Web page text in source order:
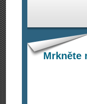
Mrkněte